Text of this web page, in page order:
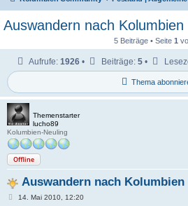
Auswandern nach Kolumbien
5 Beiträge • Seite 1
Thema
Aufrufe: 1926• Beiträge: 5•
Themenstarter
lucho89
Kolumbien-Neuling
Offline
Auswandern nach Kolumbien
B14. Mai 2010, 12:20